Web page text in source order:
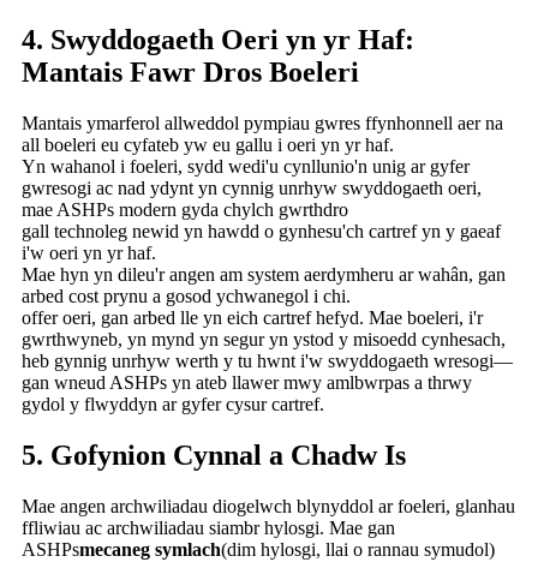
4. Swyddogaeth Oeri yn yr Haf:
Mantais Fawr Dros Boeleri
Mantais ymarferol allweddol pympiau gwres ffynhonnell aer na
all boeleri eu cyfateb yw eu gallu i oeri yn yr haf.
Yn wahanol i foeleri, sydd wedi'u cynllunio'n unig ar gyfer
gwresogi ac nad ydynt yn cynnig unrhyw swyddogaeth oeri,
mae ASHPs modern gyda chylch gwrthdro
gall technoleg newid yn hawdd o gynhesu'ch cartref yn y gaeaf
i'w oeri yn yr haf.
Mae hyn yn dileu'r angen am system aerdymheru ar wahân, gan
arbed cost prynu a gosod ychwanegol i chi.
offer oeri, gan arbed lle yn eich cartref hefyd. Mae boeleri, i'r
gwrthwyneb, yn mynd yn segur yn ystod y misoedd cynhesach,
heb gynnig unrhyw werth y tu hwnt i'w swyddogaeth wresogi—
gan wneud ASHPs yn ateb llawer mwy amlbwrpas a thrwy
gydol y flwyddyn ar gyfer cysur cartref.
5. Gofynion Cynnal a Chadw Is
Mae angen archwiliadau diogelwch blynyddol ar foeleri, glanhau
ffliwiau ac archwiliadau siambr hylosgi. Mae gan
ASHPsmecaneg symlach(dim hylosgi, llai o rannau symudol)